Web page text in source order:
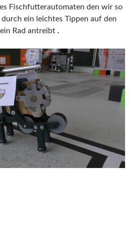
Fischfutterautomaten den wir so
ein leichtes Tippen auf den
Rad antreibt .